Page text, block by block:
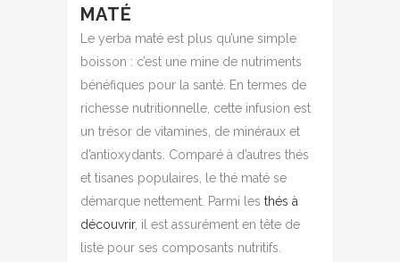
MATÉ
Le yerba maté est plus qu’une simple
boisson : c’est une mine de nutriments
bénéfiques pour la santé. En termes de
richesse nutritionnelle, cette infusion est
un trésor de vitamines, de minéraux et
d’antioxydants. Comparé à d’autres thés
et tisanes populaires, le thé maté se
démarque nettement. Parmi les thés à
découvrir, il est assurément en tête de
liste pour ses composants nutritifs.